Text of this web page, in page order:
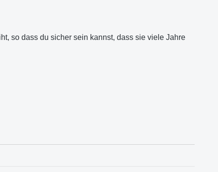
so dass du sicher sein kannst, dass sie viele Jahre